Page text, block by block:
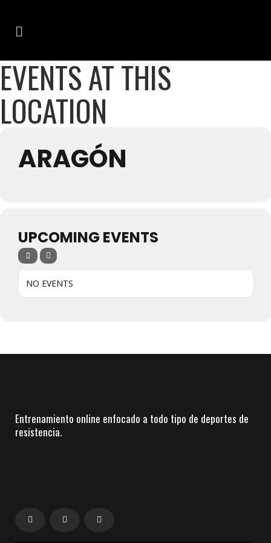
EVENTS AT THIS
LOCATION
ARAGÓN
UPCOMING EVENTS
NO EVENTS
Entrenamiento online enfocado a todo tipo de deportes de
resistencia.